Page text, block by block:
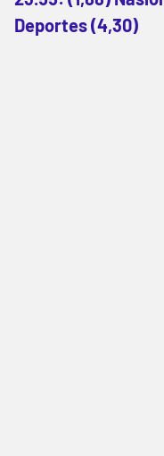
Deportes (4,30)